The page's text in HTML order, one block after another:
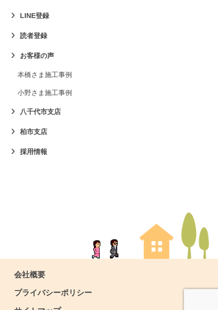
LINE登録
読者登録
お客様の声
本橋さま施工事例
小野さま施工事例
八千代市支店
柏市支店
採用情報
会社概要
プライバシーポリシー